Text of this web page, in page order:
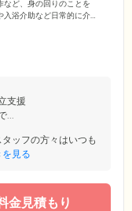
など、身の回りのことを
入浴介助など日常的に介
心感」をご提供するた
じて居室訪室するな
支援
ッフの方々はいつも
を見る
金見積もり